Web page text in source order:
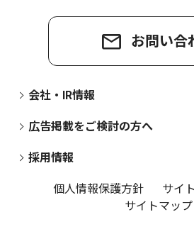
お問い合
会社・IR情報
広告掲載をご検討の方へ
採用情報
個人情報保護方針
サイ
サイトマップ